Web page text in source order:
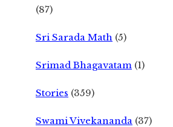
(87)
Sri Sarada Math (5)
Srimad Bhagavatam (1)
Stories (359)
Swami Vivekananda (37)